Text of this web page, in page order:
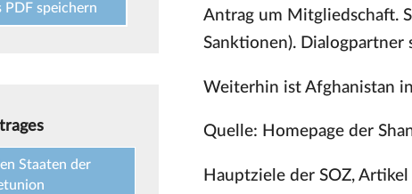
PDF speichern
Staaten der
Antrag um Mitgliedschaft.
Sanktionen). Dialogpartner
Weiterhin ist Afghanistan
Quelle: Homepage der
Hauptziele der SOZ,